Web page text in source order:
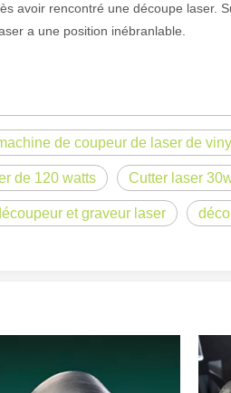
avoir rencontré une découpe laser.
a une position inébranlable.
de coupeur de laser de
de 120 watts Cutter laser
et graveur laser